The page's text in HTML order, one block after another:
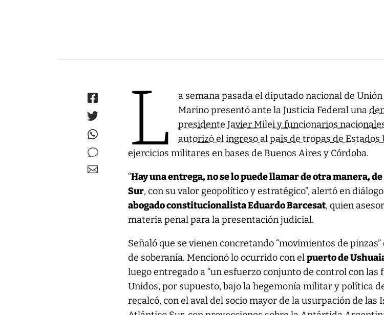
L
a semana pasada el diputado nacional de
Marino presentó ante la Justicia Federal una
presidente Javier Milei y funcionarios
autorizó el ingreso al país de tropas de Estados
ejercicios militares en bases de Buenos Aires y Córdoba.
“Hay una entrega, no se lo puede llamar de otra manera,
Sur, con su valor geopolítico y estratégico”, alertó en
abogado constitucionalista Eduardo Barcesat, quien
materia penal para la presentación judicial.
Señaló que se vienen concretando “movimientos de
de soberanía. Mencionó lo ocurrido con elpuerto de
luego entregado a “un esfuerzo conjunto de control con las
Unidos, por supuesto, bajo la hegemonía militar y política
recalcó, con el aval del socio mayor de la usurpación de las